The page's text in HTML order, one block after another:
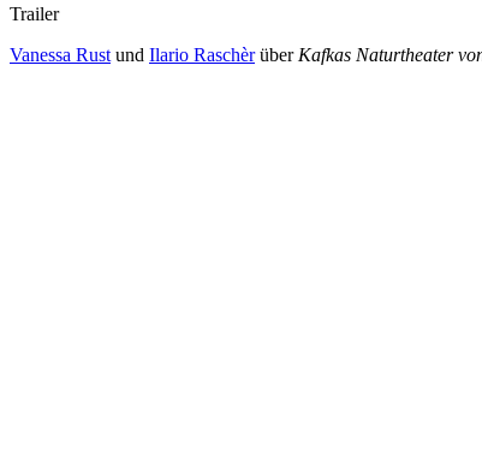
Trailer
Vanessa Rust und Ilario Raschèrüber Kafkas Naturtheater